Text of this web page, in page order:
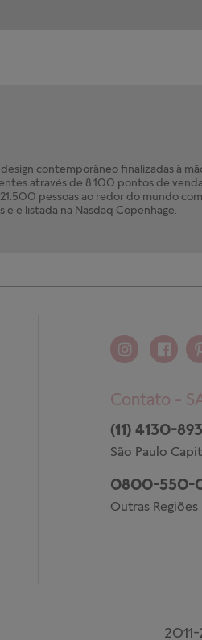
contemporâneo finalizadas à
através de 8.100 pontos de
pessoas ao redor do mundo
é listada na Nasdaq Copenhage.
Contato -
(11) 4130-
São Paulo
0800-550-
Outras Regiões